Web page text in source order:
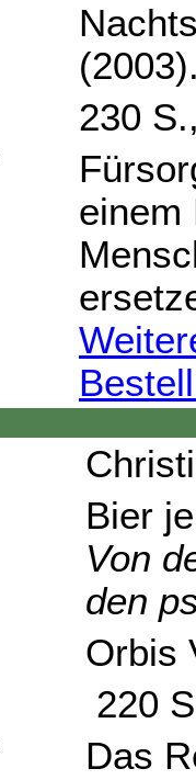
230
einem
Bier
Von
den
Orbis
220
Das